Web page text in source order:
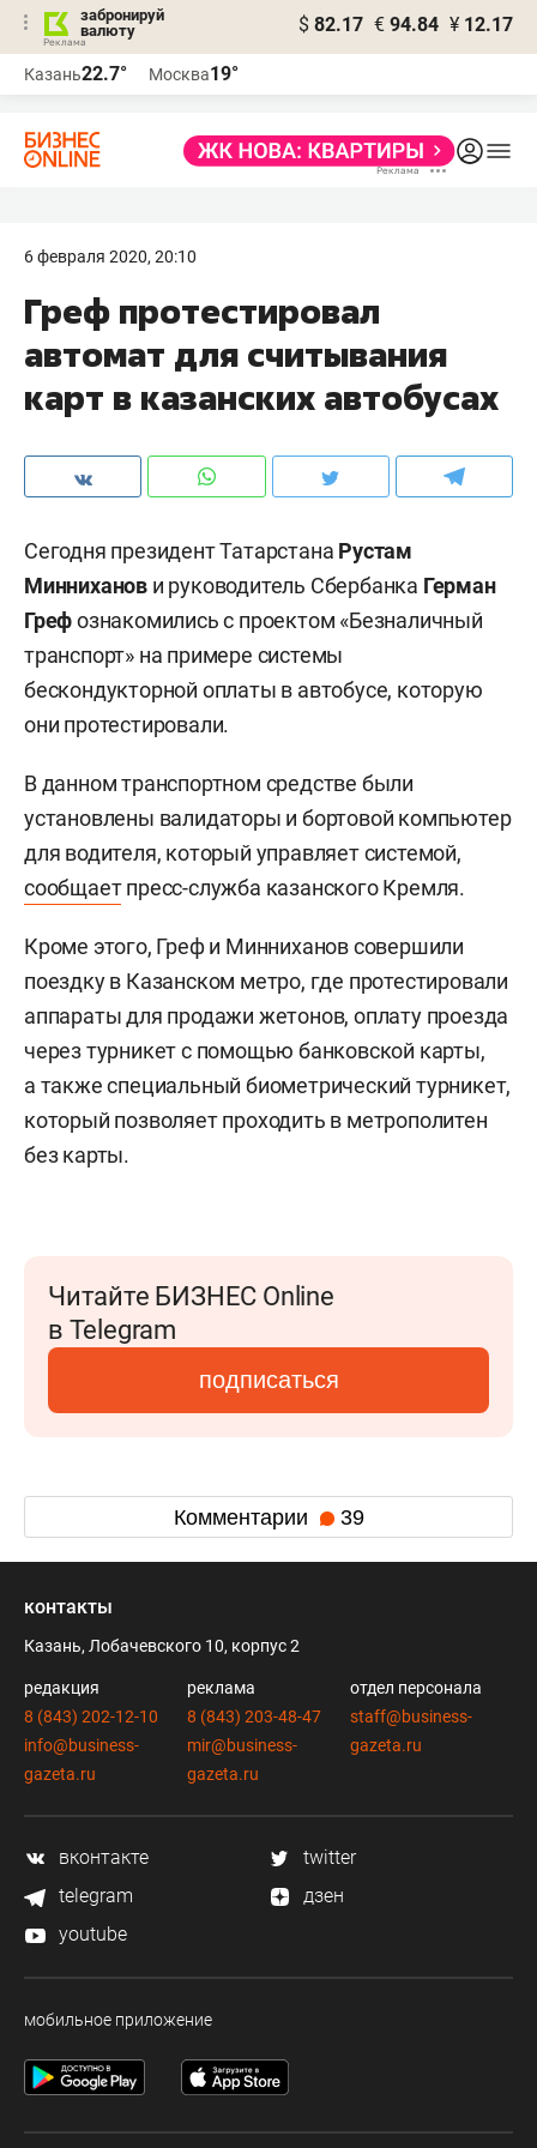
забронируй
валюту
$ 82.17 € 94.84 ¥ 12.17
Казань22.7° Москва19°
6 февраля 2020, 20:10
Греф протестировал
автомат для считывания
карт в казанских автобусах
Сегодня президент Татарстана Рустам
Минниханов и руководитель Сбербанка Герман
Грефознакомились с проектом «Безналичный
транспорт» на примере системы
бескондукторной оплаты в автобусе, которую
они протестировали.
В данном транспортном средстве были
установлены валидаторы и бортовой компьютер
для водителя, который управляет системой,
сообщаетпресс-служба казанского Кремля.
Кроме этого, Греф и Минниханов совершили
поездку в Казанском метро, где протестировали
аппараты для продажи жетонов, оплату проезда
через турникет с помощью банковской карты,
а также специальный биометрический турникет,
который позволяет проходить в метрополитен
без карты.
Читайте БИЗНЕС Online
в Telegram
подписаться
Комментарии 39
контакты
Казань, Лобачевского 10, корпус 2
редакция
8 (843) 202-12-10
info@business-
gazeta.ru
реклама
8 (843) 203-48-47
mir@business-
gazeta.ru
отдел персонала
staff@business-
gazeta.ru
вконтакте
twitter
telegram
дзен
youtube
мобильное приложение